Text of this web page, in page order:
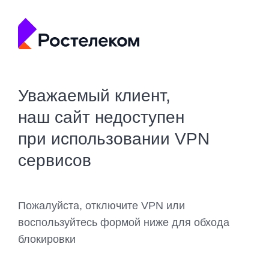
Уважаемый клиент,
наш сайт недоступен
при использовании VPN
сервисов
Пожалуйста, отключите VPN или
воспользуйтесь формой ниже для обхода
блокировки